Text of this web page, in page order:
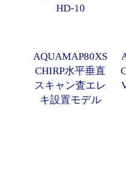
HD-10
AQUAMAP80XS
CHIRP水平垂直
スキャン査エレ
キ設置モデル